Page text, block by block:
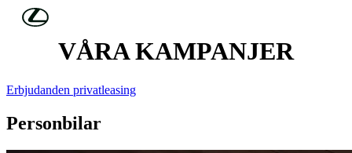
Hoppa till huvudinnehåll
VÅRA KAMPANJER
Erbjudanden privatleasing
Personbilar